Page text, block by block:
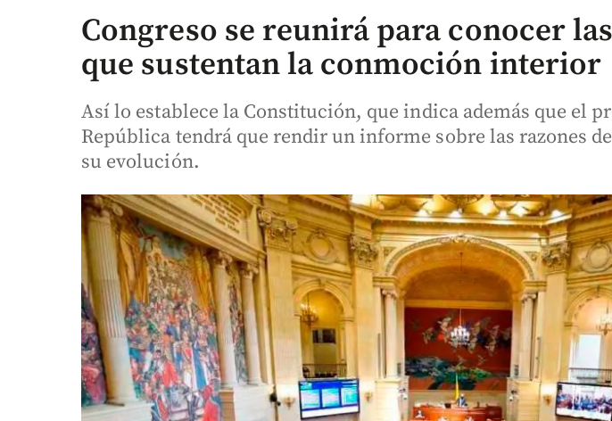
Congreso se reunirá para conocer
que sustentan la conmoción interior
Así lo establece la Constitución, que indica además que el
República tendrá que rendir un informe sobre las razones
su evolución.